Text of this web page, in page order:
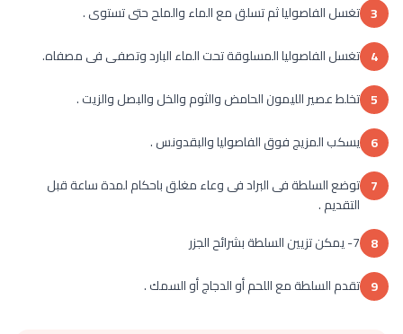
3 تغسل الفاصوليا ثم تسلق مع الماء والملح حتى تستوى .
4 تغسل الفاصوليا المسلوقة تحت الماء البارد وتصفى فى مصفاه.
5 تخلط عصير الليمون الحامض والثوم والخل والبصل والزيت .
6 يسكب المزيج فوق الفاصوليا والبقدونس .
7 توضع السلطة فى البراد فى وعاء مغلق باحكام لمدة ساعة قبل
التقديم .
8 7- يمكن تزيين السلطة بشرائح الجزر
9 تقدم السلطة مع اللحم أو الدجاج أو السمك .